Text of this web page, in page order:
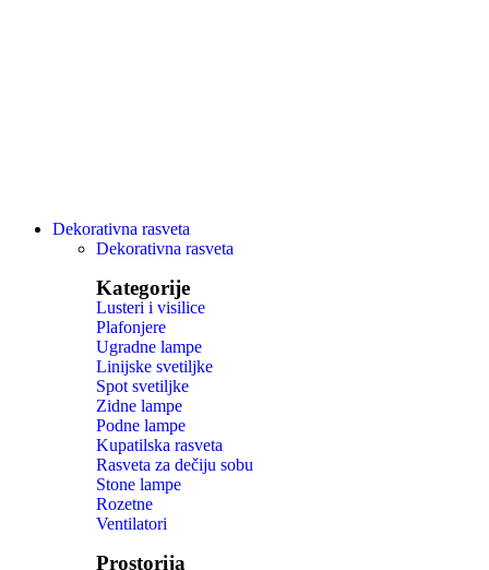
Dekorativna rasveta
Dekorativna rasveta
Kategorije
Lusteri i visilice
Plafonjere
Ugradne lampe
Linijske svetiljke
Spot svetiljke
Zidne lampe
Podne lampe
Kupatilska rasveta
Rasveta za dečiju sobu
Stone lampe
Rozetne
Ventilatori
Prostorija